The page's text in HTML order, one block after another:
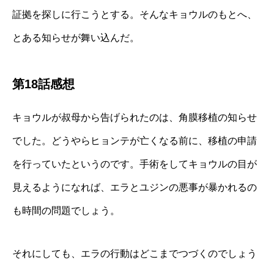
証拠を探しに行こうとする。そんなキョウルのもとへ、
とある知らせが舞い込んだ。
第18話感想
キョウルが叔母から告げられたのは、角膜移植の知らせ
でした。どうやらヒョンテが亡くなる前に、移植の申請
を行っていたというのです。手術をしてキョウルの目が
見えるようになれば、エラとユジンの悪事が暴かれるの
も時間の問題でしょう。
それにしても、エラの行動はどこまでつづくのでしょう